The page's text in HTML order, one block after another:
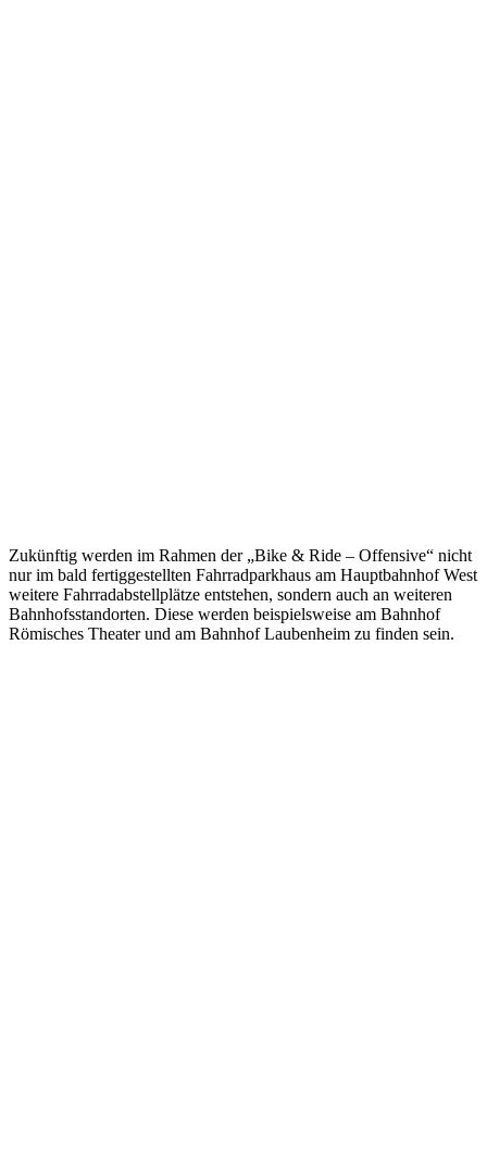
Zukünftig werden im Rahmen der „Bike & Ride – Offensive“ nicht
nur im bald fertiggestellten Fahrradparkhaus am Hauptbahnhof West
weitere Fahrradabstellplätze entstehen, sondern auch an weiteren
Bahnhofsstandorten. Diese werden beispielsweise am Bahnhof
Römisches Theater und am Bahnhof Laubenheim zu finden sein.